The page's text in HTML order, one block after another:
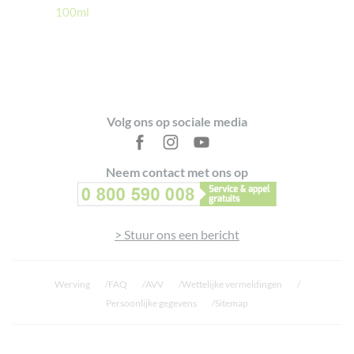
100ml
Volg ons op sociale media
Neem contact met ons op
> Stuur ons een bericht
Werving FAQ AVV
Wettelijke vermeldingen
Persoonlijke gegevens
Sitemap